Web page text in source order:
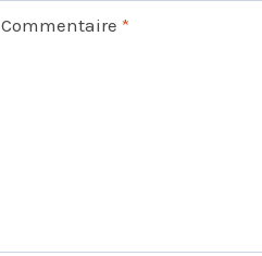
Commentaire *